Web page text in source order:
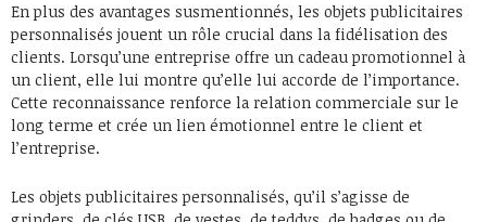
En plus des avantages susmentionnés, les objets publicitaires
personnalisés jouent un rôle crucial dans la fidélisation des
clients. Lorsqu’une entreprise offre un cadeau promotionnel à
un client, elle lui montre qu’elle lui accorde de l’importance.
Cette reconnaissance renforce la relation commerciale sur le
long terme et crée un lien émotionnel entre le client et
l’entreprise.
Les objets publicitaires personnalisés, qu’il s’agisse de